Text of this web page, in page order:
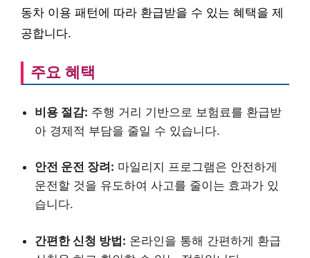
동차 이용 패턴에 따라 환급받을 수 있는 혜택을 제
공합니다.
주요 혜택
비용 절감: 주행 거리 기반으로 보험료를 환급받
아 경제적 부담을 줄일 수 있습니다.
안전 운전 장려: 마일리지 프로그램은 안전하게
운전할 것을 유도하여 사고를 줄이는 효과가 있
습니다.
간편한 신청 방법: 온라인을 통해 간편하게 환급